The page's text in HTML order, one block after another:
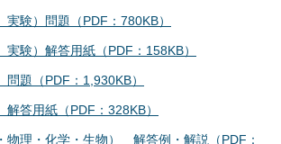
験）問題（PDF：780KB）
験）解答用紙（PDF：158KB）
題（PDF：1,930KB）
答用紙（PDF：328KB）
物理・化学・生物） 解答例・解説（PDF：